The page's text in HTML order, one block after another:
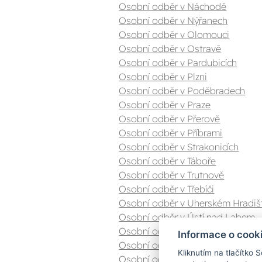
Osobní odběr v Náchodě
Osobní odběr v Nýřanech
Osobní odběr v Olomouci
Osobní odběr v Ostravě
Osobní odběr v Pardubicích
Osobní odběr v Plzni
Osobní odběr v Poděbradech
Osobní odběr v Praze
Osobní odběr v Přerově
Osobní odběr v Příbrami
Osobní odběr v Strakonicích
Osobní odběr v Táboře
Osobní odběr v Trutnově
Osobní odběr v Třebíči
Osobní odběr v Uherském
Osobní odběr v Ústí nad Labem
Osobní odběr v Valašském
Osobní odběr v Zlíně
Osobní odběr v Znojmě
Informace o
Kliknutím na tlačítko